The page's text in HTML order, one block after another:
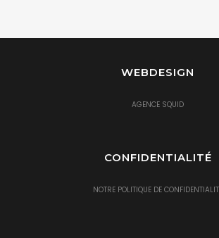
WEBDESIGN
AGENCE SQUID
CONFIDENTIALITÉ
NOTRE POLITIQUE DE